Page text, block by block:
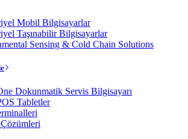
Mobil Bilgisayarlar
Taşınabilir Bilgisayarlar
Sensing & Cold Chain Solutions
Dokunmatik Servis Bilgisayarı
Tabletler